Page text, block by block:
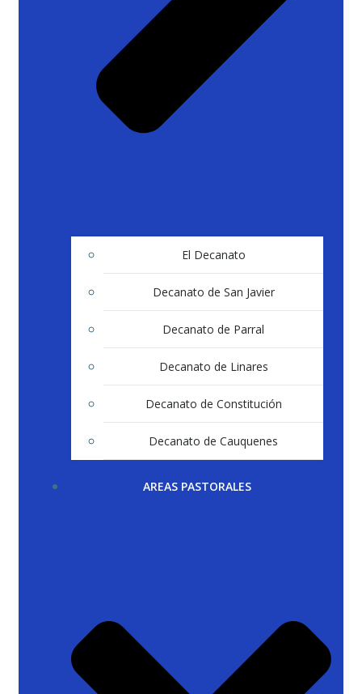
El Decanato
Decanato de San Javier
Decanato de Parral
Decanato de Linares
Decanato de Constitución
Decanato de Cauquenes
AREAS PASTORALES